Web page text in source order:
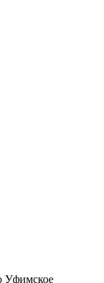
Уфимское